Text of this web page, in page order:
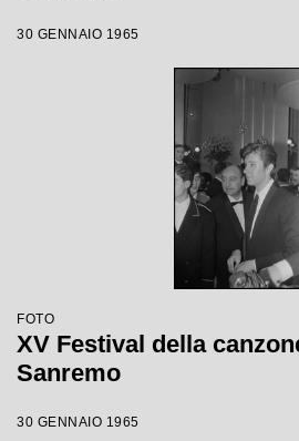
30 GENNAIO 1965
FOTO
XV Festival della
Sanremo
30 GENNAIO 1965